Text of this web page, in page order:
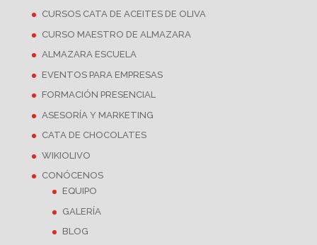
CURSOS CATA DE ACEITES DE OLIVA
CURSO MAESTRO DE ALMAZARA
ALMAZARA ESCUELA
EVENTOS PARA EMPRESAS
FORMACIÓN PRESENCIAL
ASESORÍA Y MARKETING
CATA DE CHOCOLATES
WIKIOLIVO
CONÓCENOS
EQUIPO
GALERÍA
BLOG